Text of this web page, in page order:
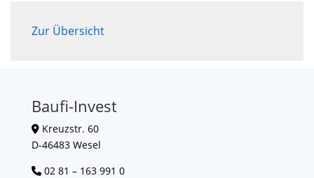
Zur Übersicht
Baufi-Invest
Kreuzstr. 60
D-46483 Wesel
02 81 – 163 991 0